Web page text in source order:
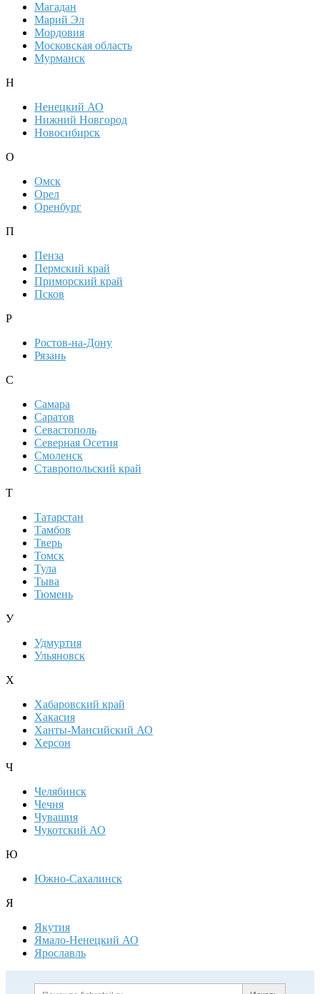
Магадан
Марий Эл
Мордовия
Московская область
Мурманск
Н
Ненецкий АО
Нижний Новгород
Новосибирск
О
Омск
Орел
Оренбург
П
Пенза
Пермский край
Приморский край
Псков
Р
Ростов-на-Дону
Рязань
С
Самара
Саратов
Севастополь
Северная Осетия
Смоленск
Ставропольский край
Т
Татарстан
Тамбов
Тверь
Томск
Тула
Тыва
Тюмень
У
Удмуртия
Ульяновск
Х
Хабаровский край
Хакасия
Ханты-Мансийский АО
Херсон
Ч
Челябинск
Чечня
Чувашия
Чукотский АО
Ю
Южно-Сахалинск
Я
Якутия
Ямало-Ненецкий АО
Ярославль
Дополнительная информация
Поиск по сайту и